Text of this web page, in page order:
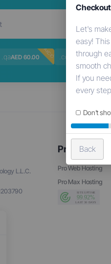
AKCIÓ
.qaAED 60.00 .com AED 41.13
L.L.C.
Product
Pro Web Hosting
Pro Max Hosting
Don't
Back